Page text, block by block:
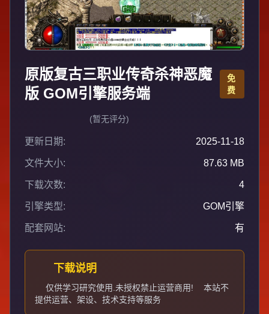
原版复古三职业传奇杀神恶魔
版 GOM引擎服务端
免
费
(暂无评分)
更新日期: 2025-11-18
文件大小: 87.63 MB
下载次数: 4
引擎类型: GOM引擎
配套网站: 有
下载说明
仅供学习研究使用.未授权禁止运营商用!
本站不
提供运营、架设、技术支持等服务